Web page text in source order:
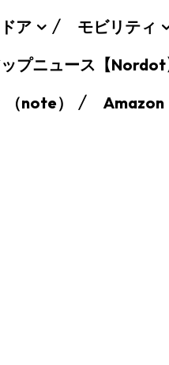
ア モビリティ
プニュース【Nordot
note）
Amazon